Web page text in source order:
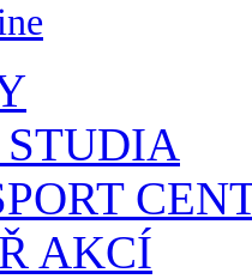
AKCÍ